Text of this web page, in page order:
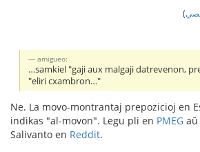
)
amigueo:
…samkiel "gaji aux malgaji datrevenon,
"eliri cxambron…"
Ne. La movo-montrantaj prepozicioj en
indikas "al-movon". Legu pli en PMEG
Salivanto en Reddit.